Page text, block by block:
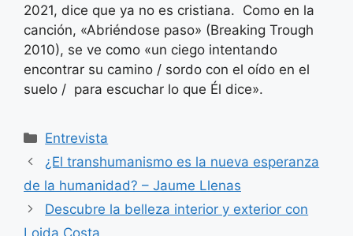
2021, dice que ya no es cristiana. Como en la
canción, «Abriéndose paso» (Breaking Trough
2010), se ve como «un ciego intentando
encontrar su camino / sordo con el oído en el
suelo / para escuchar lo que Él dice».
Categorías
Entrevista
¿El transhumanismo es la nueva esperanza
de la humanidad? – Jaume Llenas
Descubre la belleza interior y exterior con